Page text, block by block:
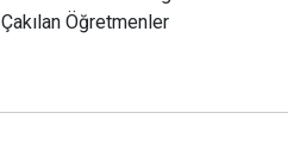
Çakılan Öğretmenler